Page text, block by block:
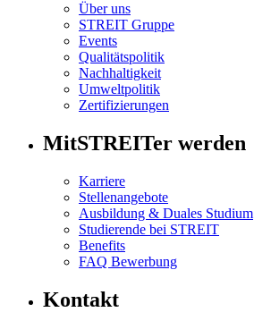
Über uns
STREIT Gruppe
Events
Qualitätspolitik
Nachhaltigkeit
Umweltpolitik
Zertifizierungen
MitSTREITer werden
Karriere
Stellenangebote
Ausbildung & Duales Studium
Studierende bei STREIT
Benefits
FAQ Bewerbung
Kontakt